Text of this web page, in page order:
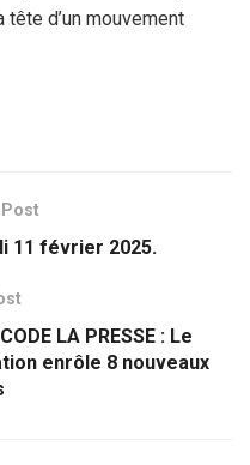
d’un mouvement
11 février 2025.
LA PRESSE : Le
enrôle 8 nouveaux